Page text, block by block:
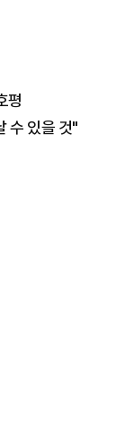
평
수 있을 것"